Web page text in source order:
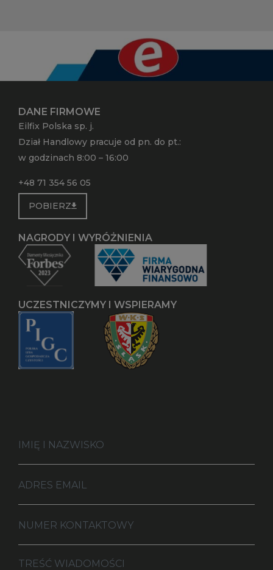
DANE FIRMOWE
Eilfix Polska sp. j.
Dział Handlowy pracuje od pn. do pt.:
w godzinach 8:00 – 16:00
+48 71 354 56 05
POBIERZ
NAGRODY I WYRÓŻNIENIA
UCZESTNICZYMY I WSPIERAMY